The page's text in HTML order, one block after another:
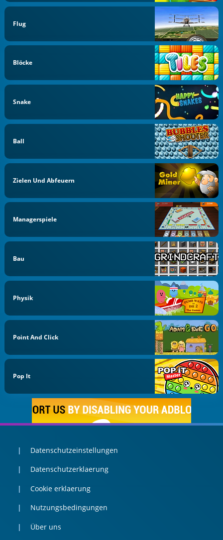
Flug
Blöcke
Snake
Ball
Zielen Und Abfeuern
Managerspiele
Bau
Physik
Point And Click
Pop It
Datenschutzeinstellungen
Datenschutzerklaerung
Cookie erklaerung
Nutzungsbedingungen
Über uns